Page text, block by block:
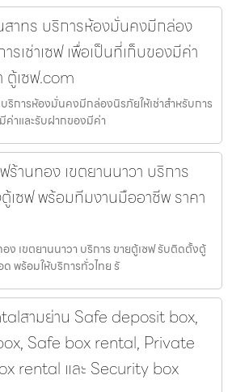
สาทร บริการห้องมั่นคงมีกล่อง
รเช่าเซฟ เพื่อเป็นที่เก็บของมีค่า
ตู้เซฟ.com
ริการห้องมั่นคงมีกล่องนิรภัยให้เช่าสำหรับการ
ค่าและรับฝากของมีค่า
านทอง เขตยานนาวา บริการ
เซฟ พร้อมทีมงานมืออาชีพ ราคา
ง เขตยานนาวา บริการ ขายตู้เซฟ รับติดตั้งตู้
พร้อมให้บริการทั่วไทย รั
สามย่าน Safe deposit box,
Safe box rental, Private
rental และ Security box